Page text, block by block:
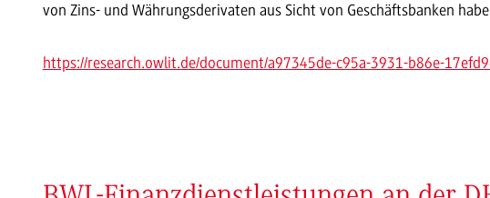
von Zins- und Währungsderivaten aus Sicht von Geschäftsbanken
https://research.owlit.de/document/a97345de-c95a-3931-b86e-